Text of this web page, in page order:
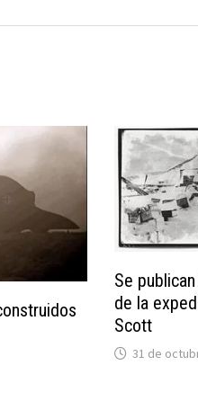
Se
de la
Scott
31 de